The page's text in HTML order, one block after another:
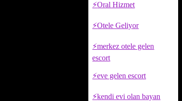
Oral Hizmet
Otele Geliyor
merkez otele gelen
escort
eve gelen escort
kendi evi olan bayan